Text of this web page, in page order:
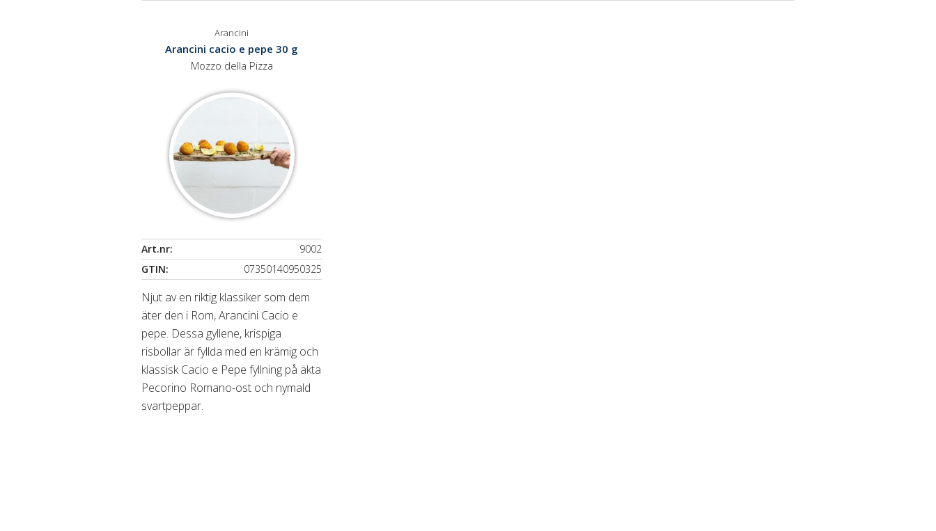
Arancini
Arancini cacio e pepe 30 g
Mozzo della Pizza
Art.nr:
9002
GTIN:
07350140950325
Njut av en riktig klassiker som dem
äter den i Rom, Arancini Cacio e
pepe. Dessa gyllene, krispiga
risbollar är fyllda med en krämig och
klassisk Cacio e Pepe fyllning på äkta
Pecorino Romano-ost och nymald
svartpeppar.